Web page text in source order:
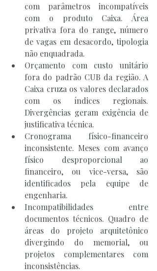
com parâmetros incompatíveis
com o produto Caixa. Área
privativa fora do range, número
de vagas em desacordo, tipologia
não enquadrada.
Orçamento com custo unitário
fora do padrão CUB da região. A
Caixa cruza os valores declarados
com os índices regionais.
Divergências geram exigência de
justificativa técnica.
Cronograma físico-financeiro
inconsistente. Meses com avanço
físico desproporcional ao
financeiro, ou vice-versa, são
identificados pela equipe de
engenharia.
Incompatibilidades entre
documentos técnicos. Quadro de
áreas do projeto arquitetônico
divergindo do memorial, ou
projetos complementares com
inconsistências.